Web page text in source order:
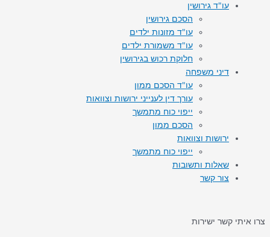
עו"ד גירושין
הסכם גירושין
עו"ד מזונות ילדים
עו"ד משמורת ילדים
חלוקת רכוש בגירושין
דיני משפחה
עו"ד הסכם ממון
עורך דין לענייני ירושות וצוואות
ייפוי כוח מתמשך
הסכם ממון
ירושות וצוואות
ייפוי כוח מתמשך
שאלות ותשובות
צור קשר
צרו איתי קשר ישירות